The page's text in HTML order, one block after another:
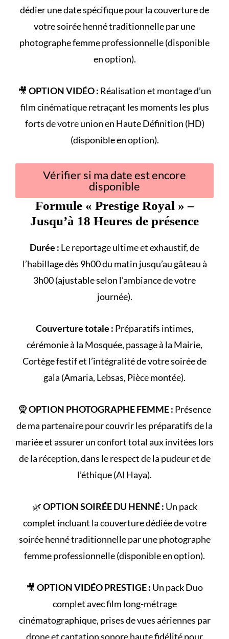
dédier une date spécifique pour la couverture de
votresoirée hennétraditionnelle par une
photographe femme professionnelle (disponible
en option).
🎥 OPTION VIDÉO : Réalisation et montage d’un
film cinématique retraçant les moments les plus
fortsde votre union en Haute Définition (HD)
(disponible en option).
Vérifier si ma date est encore
disponible
Formule « Prestige Royal » –
Jusqu’à 18 Heures de présence
Durée : Le reportage ultime et exhaustif, de
l’habillage dès 9h00 du matin jusqu’au gâteau à
3h00 (ajustable selon l’ambiance de votre
journée).
Couverture totale : Préparatifs intimes,
cérémonie à la Mosquée, passage à la Mairie,
Cortègefestif et l’intégralité de votresoirée de
gala (Amaria, Lebsas, Pièce montée).
🧕OPTION PHOTOGRAPHE FEMME : Présence
de ma partenaire pour couvrir les préparatifs de la
mariée et assurer un confort total aux invitées lors
de la réception, dans le respect de la pudeur et de
l’éthique (Al Haya).
🌿OPTION SOIRÉE DU HENNÉ : Un pack
complet incluant la couverture dédiée de votre
soirée hennétraditionnelle par une photographe
femme professionnelle (disponible en option).
🎥 OPTION VIDÉO PRESTIGE : Un pack Duo
complet avec film long-métrage
cinématographique, prises de vues aériennes par
drone et captation sonore haute fidélité pour